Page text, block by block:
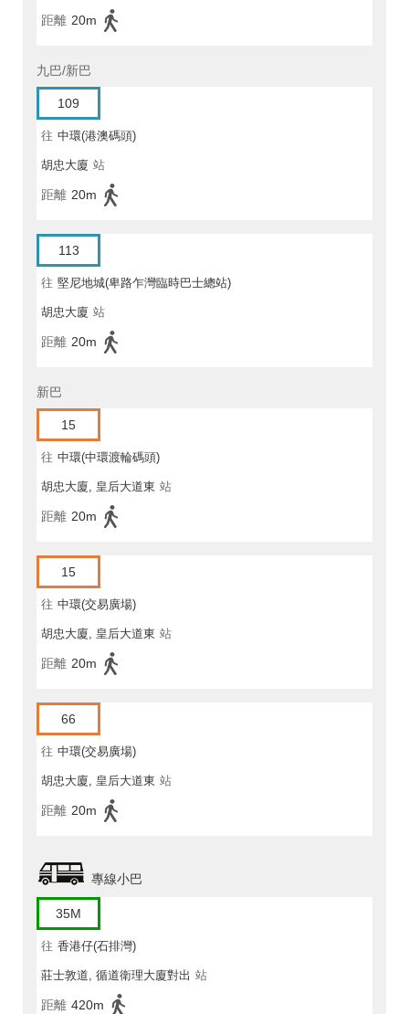
距離 20m
九巴/新巴
109
往 中環(港澳碼頭)
胡忠大廈 站
距離 20m
113
往 堅尼地城(卑路乍灣臨時巴士總站)
胡忠大廈 站
距離 20m
新巴
15
往 中環(中環渡輪碼頭)
胡忠大廈, 皇后大道東 站
距離 20m
15
往 中環(交易廣場)
胡忠大廈, 皇后大道東 站
距離 20m
66
往 中環(交易廣場)
胡忠大廈, 皇后大道東 站
距離 20m
專線小巴
35M
往 香港仔(石排灣)
莊士敦道, 循道衛理大廈對出 站
距離 420m